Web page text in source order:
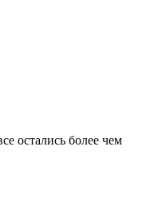
остались более чем